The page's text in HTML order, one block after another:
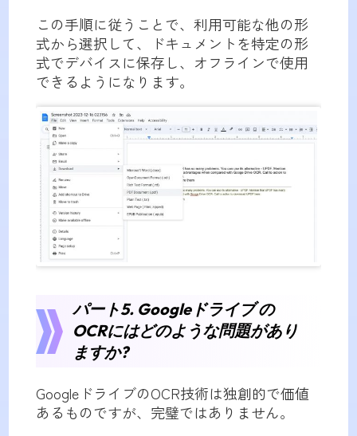
この手順に従うことで、利用可能な他の形
式から選択して、ドキュメントを特定の形
式でデバイスに保存し、オフラインで使用
できるようになります。
パート5. Googleドライブ の
OCRにはどのような問題があり
ますか?
GoogleドライブのOCR技術は独創的で価値
あるものですが、完璧ではありません。